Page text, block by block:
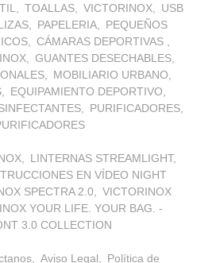
TOALLAS VICTORINOX
USB
PAPELERIA
PEQUEÑOS
CÁMARAS DEPORTIVAS
GUANTES DESECHABLES
MOBILIARIO URBANO
EQUIPAMIENTO DEPORTIVO
PURIFICADORES
LINTERNAS STREAMLIGHT
EN VÍDEO NIGHT
SPECTRA 2.0
VICTORINOX
YOUR LIFE. YOUR BAG. -
3.0 COLLECTION
Aviso Legal Política de